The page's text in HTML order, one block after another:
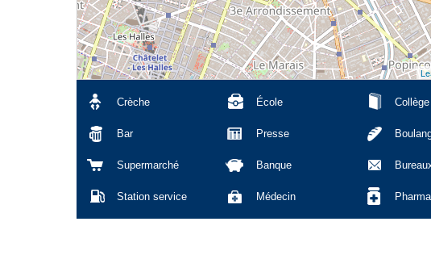
Crèche École Collège
Bar Presse
Supermarché Banque
Station service Médecin